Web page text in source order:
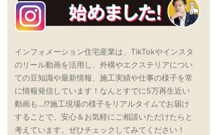
インフォメーション住宅産業は、TikTokやインスタ
のリール動画を活用し、外構やエクステリアについ
ての豆知識や最新情報、施工実績や仕事の様子を常
に情報発信しています！なんとすでに5万再生近い
動画も…!?施工現場の様子をリアルタイムでお届け
することで、安心＆お気軽にご相談いただけたらと
考えています。ぜひチェックしてみてください！